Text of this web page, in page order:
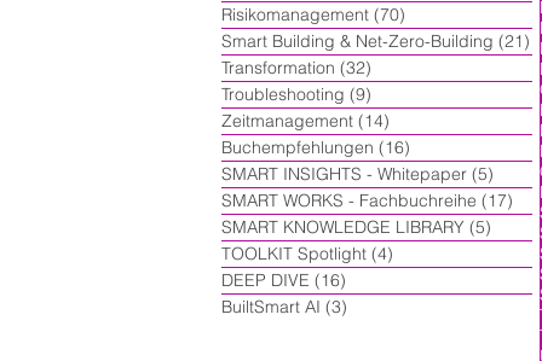
Risikomanagement (70)
Smart Building & Net-Zero-Building (21)
Transformation (32)
Troubleshooting (9)
Zeitmanagement (14)
Buchempfehlungen (16)
SMART INSIGHTS - Whitepaper (5) 5
SMART WORKS - Fachbuchreihe (17)
SMART KNOWLEDGE LIBRARY (5) 5
TOOLKIT Spotlight (4)
DEEP DIVE (16)
BuiltSmart AI (3)